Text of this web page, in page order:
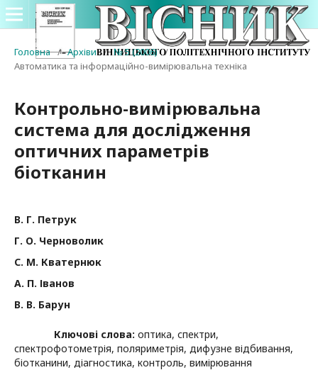
Головна / Архіви / № 5 (2006) /
Автоматика та інформаційно-вимірювальна техніка
Контрольно-вимірювальна
система для дослідження
оптичних параметрів
біотканин
В. Г. Петрук
Г. О. Черноволик
С. М. Кватернюк
А. П. Іванов
В. В. Барун
Ключові слова: оптика, спектри,
спектрофотометрія, поляриметрія, дифузне відбивання,
біотканини, діагностика, контроль, вимірювання